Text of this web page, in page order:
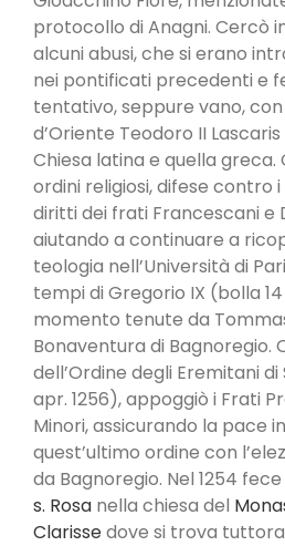
protocollo di Anagni. Cercò
alcuni abusi, che si erano
nei pontificati precedenti e
tentativo, seppure vano,
d’Oriente Teodoro II
Chiesa latina e quella greca.
ordini religiosi, difese contro
diritti dei frati Francescani e
aiutando a continuare a
teologia nell’Università di
tempi di Gregorio IX (bolla
momento tenute da
Bonaventura di Bagnoregio.
dell’Ordine degli Eremitani
apr. 1256), appoggiò i Frati
Minori, assicurando la pace
quest’ultimo ordine con
da Bagnoregio. Nel 1254
s. Rosa nella chiesa del
Clarissedove si trova